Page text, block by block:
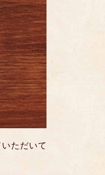
ただいて